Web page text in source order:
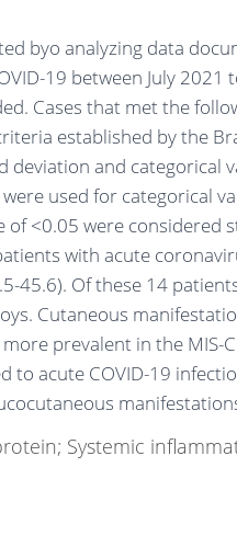
byo analyzing data
19 between July 2021
Cases that met the
established by the
deviation and categorical
used for categorical
<0.05 were considered
with acute
45.6). Of these 14
Cutaneous
prevalent in the MIS-
to acute COVID-19
Systemic